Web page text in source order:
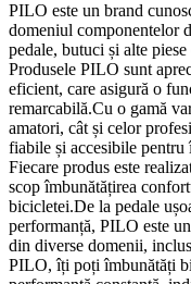
PILO este un brand
domeniul componentelor
pedale, butuci și alte
Produsele PILO sunt
eficient, care asigură o
remarcabilă.Cu o gamă
amatori, cât și celor
fiabile și accesibile pentru
Fiecare produs este
scop îmbunătățirea
bicicletei.De la pedale
performanță, PILO este
din diverse domenii,
PILO, îți poți îmbunătăți